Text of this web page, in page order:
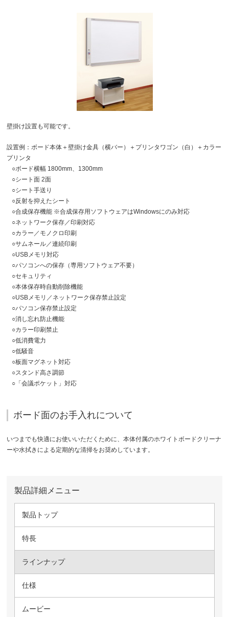
壁掛け設置も可能です。
設置例：ボード本体＋壁掛け金具（横バー）＋プリンタワゴン（白）＋カラー
プリンタ
○ボード横幅 1800mm、1300mm
○シート面 2面
○シート手送り
○反射を抑えたシート
○合成保存機能 ※合成保存用ソフトウェアはWindowsにのみ対応
○ネットワーク保存／印刷対応
○カラー／モノクロ印刷
○サムネール／連続印刷
○USBメモリ対応
○パソコンへの保存（専用ソフトウェア不要）
○セキュリティ
○本体保存時自動削除機能
○USBメモリ／ネットワーク保存禁止設定
○パソコン保存禁止設定
○消し忘れ防止機能
○カラー印刷禁止
○低消費電力
○低騒音
○板面マグネット対応
○スタンド高さ調節
○ 「会議ポケット」対応
ボード面のお手入れについて
いつまでも快適にお使いいただくために、本体付属のホワイトボードクリーナ
ーや水拭きによる定期的な清掃をお奨めしています。
製品詳細メニュー
製品トップ
特長
ラインナップ
仕様
ムービー